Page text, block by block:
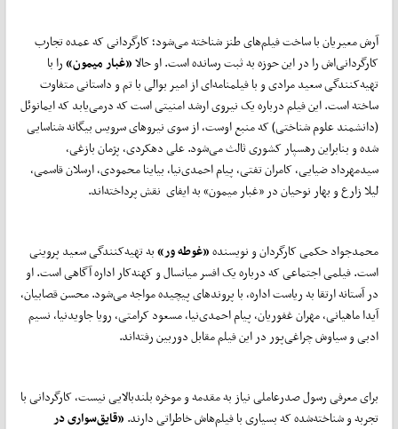
آرش معیریان با ساخت فیلم‌های طنز شناخته می‌شود؛ کارگردانی که عمده تجارب
کارگردانی‌اش را در این حوزه به ثبت رسانده است. او حالا«غبار میمون»را با
تهیه‌کنندگی سعید مرادی و با فیلمنامه‌ای از امیر بوالی با تم و داستانی متفاوت
ساخته است. این فیلم درباره یک نیروی ارشد امنیتی است که درمی‌یابد که ایمانوئل
(دانشمند علوم شناختی) که منبع اوست، از سوی نیروهای سرویس بیگانه شناسایی
شده و بنابراین رهسپار کشوری ثالث می‌شود. علی دهکردی، پژمان بازغی،
سیدمهرداد ضیایی، کامران تفتی، پیام احمدی‌نیا، بیاینا محمودی، ارسلان قاسمی،
لیلا زارع و بهار نوحیان در «غبار میمون» به ایفای نقش پرداخته‌اند.
محمدجواد حکمی کارگردان و نویسنده«غوطه ور»به تهیه‌کنندگی سعید پروینی
است. فیلمی اجتماعی که درباره یک افسر میانسال و کهنه‌کار اداره آگاهی است. او
در آستانه ارتقا به ریاست اداره، با پروندهای پیچیده مواجه می‌شود. محسن قصابیان،
آیدا ماهیانی، مهران غفوریان، پیام احمدی‌نیا، مسعود کرامتی، رویا جاویدنیا، نسیم
ادبی و سیاوش چراغی‌پور در این فیلم مقابل دوربین رفته‌اند.
برای معرفی رسول صدرعاملی نیاز به مقدمه و موخره بلندبالایی نیست، کارگردانی با
تجربه و شناخته‌شده که بسیاری با فیلم‌هاش خاطراتی دارند.«قایق‌سواری در